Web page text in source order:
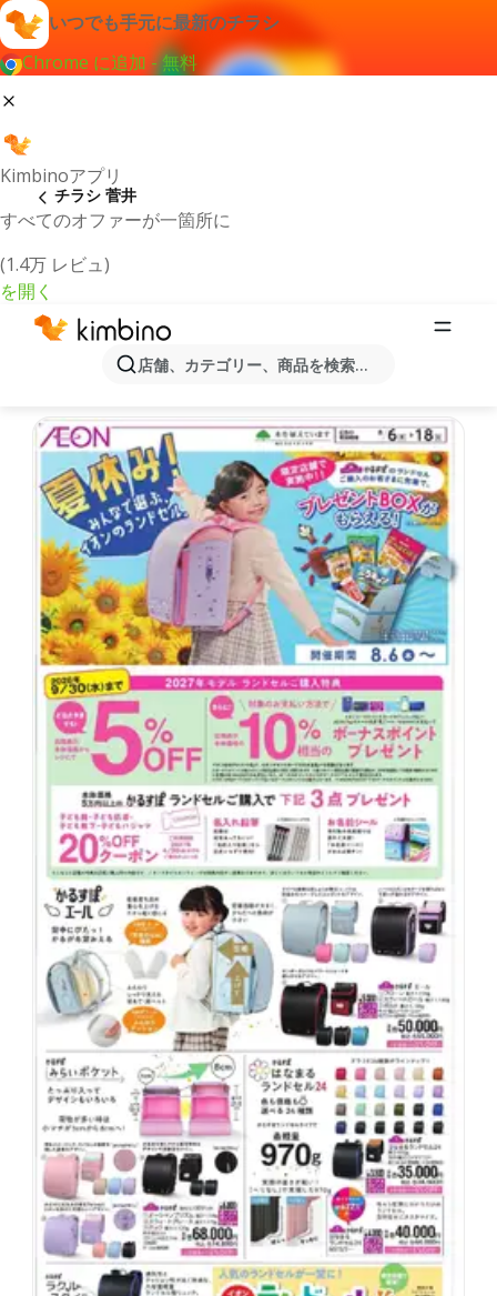
いつでも手元に最新のチラシ
Chrome に追加 - 無料
Kimbinoアプリ
すべてのオファーが一箇所に
(1.4万 レビュ)
を開く
店舗、カテゴリー、商品を検索...
チラシ 菅井
最新のチラシとオファー菅井